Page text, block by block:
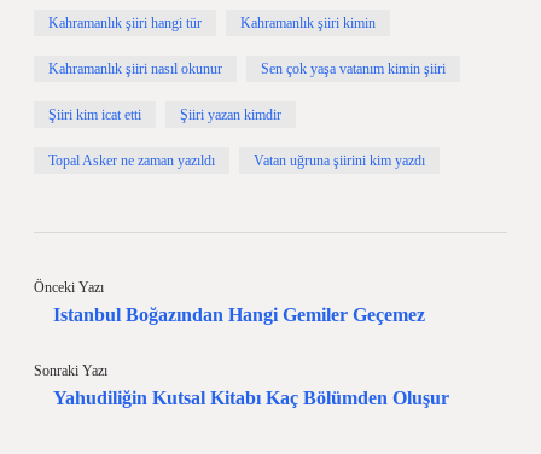
Kahramanlık şiiri hangi tür Kahramanlık şiiri kimin
Kahramanlık şiiri nasıl okunur Sen çok yaşa vatanım kimin şiiri
Şiiri kim icat etti Şiiri yazan kimdir
Topal Asker ne zaman yazıldı Vatan uğruna şiirini kim yazdı
Önceki Yazı
Istanbul Boğazından Hangi Gemiler Geçemez
Sonraki Yazı
Yahudiliğin Kutsal Kitabı Kaç Bölümden Oluşur